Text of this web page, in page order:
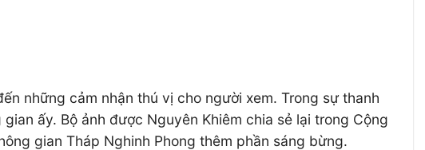
những cảm nhận thú vị cho người xem. Trong sự thanh
ấy. Bộ ảnh được Nguyên Khiêm chia sẻ lại trong Cộng
gian Tháp Nghinh Phong thêm phần sáng bừng.